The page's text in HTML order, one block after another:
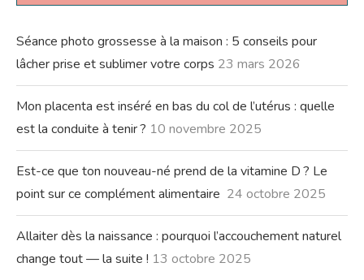
Séance photo grossesse à la maison : 5 conseils pour
lâcher prise et sublimer votre corps 23 mars 2026
Mon placenta est inséré en bas du col de l’utérus : quelle
est la conduite à tenir ? 10 novembre 2025
Est-ce que ton nouveau-né prend de la vitamine D ? Le
point sur ce complément alimentaire 24 octobre 2025
Allaiter dès la naissance : pourquoi l’accouchement naturel
change tout — la suite ! 13 octobre 2025